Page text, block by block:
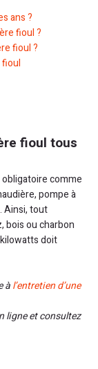
ans ?
fioul ?
fioul ?
fioul tous
comme
pompe à
Ainsi, tout
bois ou charbon
doit
àl’entretien d’une
ligne et consultez